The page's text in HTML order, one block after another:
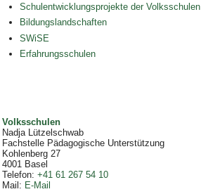
Schulentwicklungsprojekte der Volksschulen
Bildungslandschaften
SWiSE
Erfahrungsschulen
Volksschulen
Nadja Lützelschwab
Fachstelle Pädagogische Unterstützung
Kohlenberg 27
4001 Basel
Telefon: +41 61 267 54 10
Mail : E-Mail